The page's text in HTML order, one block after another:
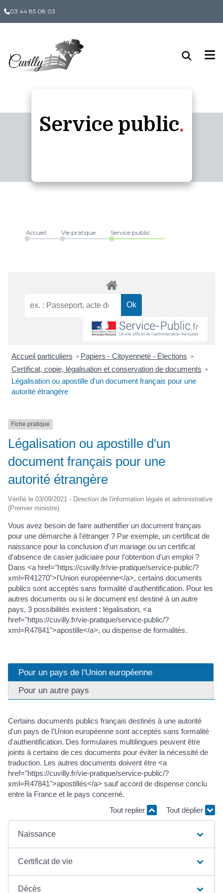
03 44 85 08 03
Service public
Accueil Vie pratique Service public
Accueil particuliers > Papiers - Citoyenneté - Élections >
Certificat, copie, légalisation et conservation de documents >
Légalisation ou apostille d'un document français pour une
autorité étrangère
Fiche pratique
Légalisation ou apostille d'un
document français pour une
autorité étrangère
Vérifié le 03/09/2021 - Direction de l'information légale et administrative
(Premier ministre)
Vous avez besoin de faire authentifier un document français
pour une démarche à l'étranger ? Par exemple, un certificat de
naissance pour la conclusion d'un mariage ou un certificat
d'absence de casier judiciaire pour l'obtention d'un emploi ?
Dans <a href="https://cuvilly.fr/vie-pratique/service-public/?
xml=R41270">l'Union européenne</a>, certains documents
publics sont acceptés sans formalité d'authentification. Pour les
autres documents ou si le document est destiné à un autre
pays, 3 possibilités existent : légalisation, <a
href="https://cuvilly.fr/vie-pratique/service-public/?
xml=R47841">apostille</a>, ou dispense de formalités.
Pour un pays de l'Union européenne
Pour un autre pays
Certains documents publics français destinés à une autorité
d'un pays de l'Union européenne sont acceptés sans formalité
d'authentification. Des formulaires multilingues peuvent être
joints à certains de ces documents pour éviter la nécessité de
traduction. Les autres documents doivent être <a
href="https://cuvilly.fr/vie-pratique/service-public/?
xml=R47841">apostillés</a> sauf accord de dispense conclu
entre la France et le pays concerné.
Tout replier
Tout déplier
Naissance
Certificat de vie
Décès
Panneau de gestion des cookies